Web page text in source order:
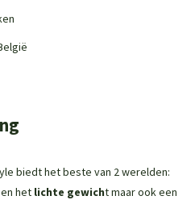
biedt het beste van 2 werelden:
het lichte gewicht maar ook een